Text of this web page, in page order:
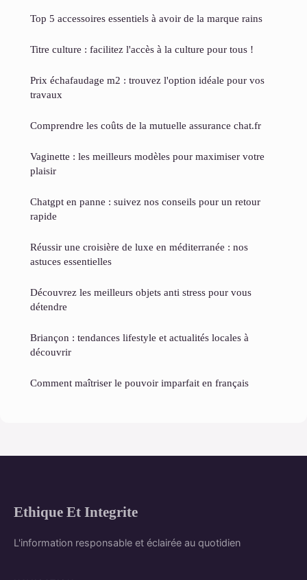
Top 5 accessoires essentiels à avoir de la marque rains
Titre culture : facilitez l'accès à la culture pour tous !
Prix échafaudage m2 : trouvez l'option idéale pour vos
travaux
Comprendre les coûts de la mutuelle assurance chat.fr
Vaginette : les meilleurs modèles pour maximiser votre
plaisir
Chatgpt en panne : suivez nos conseils pour un retour
rapide
Réussir une croisière de luxe en méditerranée : nos
astuces essentielles
Découvrez les meilleurs objets anti stress pour vous
détendre
Briançon : tendances lifestyle et actualités locales à
découvrir
Comment maîtriser le pouvoir imparfait en français
Ethique Et Integrite
L'information responsable et éclairée au quotidien